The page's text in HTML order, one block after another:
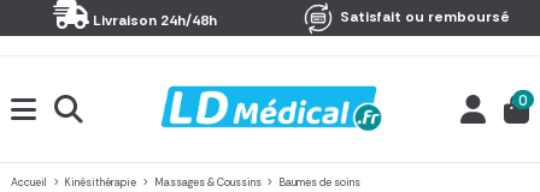
Livraison 24h/48h Satisfait ou remboursé
0
Accueil Kinésithérapie Massages & Coussins Baumes de soins
Panneau de gestion des cookies